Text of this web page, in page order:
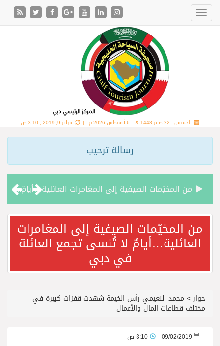
الخميس , 22 صفر 1448 هـ , 6 أغسطس 2026 م | فبراير 9, 2019 , 3:10 ص
رسالة ترحيب
من المخيّمات الصيفية إلى المغامرات العائلية…أيامٌ لا تُنسى تجمع العائلة في دبي
الشعراء يلهبون الحماس بالبدع والرد.. في مهرجان الاطاولة
الباحة مدينة سياحية جبلية تجمع بين الطبيعة الخلابة والتراث الثقافي
فريق جازو للسباقات يحرز المراكز الثلاثة الأولى في النسخة 75 من رالي فنلندا
من المخيّمات الصيفية إلى المغامرات
العائلية…أيامٌ لا تُنسى تجمع العائلة
في دبي
حوار> محمد النعيمي رأس الخيمة شهدت قفزات كبيرة في
مختلف قطاعات المال والأعمال
09/02/2019